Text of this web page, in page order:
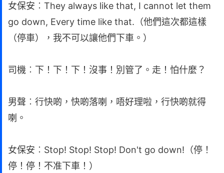
女保安︰They always like that, I cannot let them
go down, Every time like that.（他們這次都這樣
（停車），我不可以讓他們下車。）
司機︰下！下！下！沒事！別管了。走！怕什麼？
男聲︰行快啲，快啲落喇，唔好理啦，行快啲就得
喇。
女保安︰Stop! Stop! Stop! Don't go down!（停！
停！停！不准下車！）